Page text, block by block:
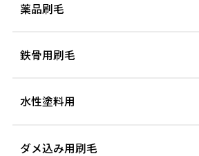
薬品刷毛
鉄骨用刷毛
水性塗料用
ダメ込み用刷毛